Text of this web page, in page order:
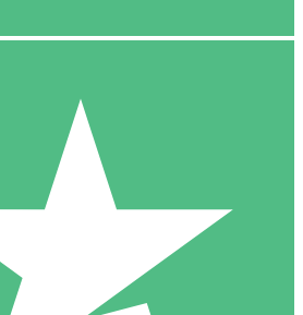
10 Nedladdningar
20 00